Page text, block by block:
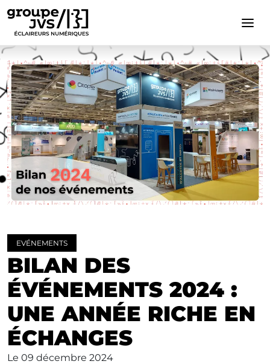
EVÉNEMENTS
BILAN DES
ÉVÉNEMENTS 2024 :
UNE ANNÉE RICHE EN
ÉCHANGES
Le 09 décembre 2024
Cookies management panel